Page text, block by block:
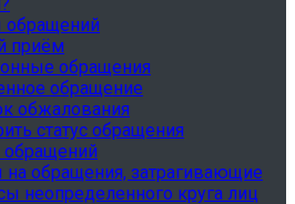
приём
обращения
обращение
обжалования
статус обращения
обращений
на обращения, затрагивающие
неопределенного круга лиц